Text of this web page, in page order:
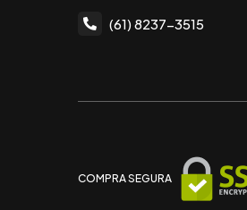
(61) 8237-3515
COMPRA SEGURA